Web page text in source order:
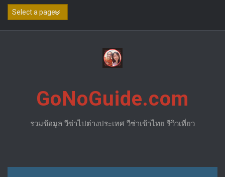
Skip
GoNoGuide.com
รวมข้อมูล วีซ่าไปต่างประเทศ วีซ่าเข้าไทย รีวิวเที่ยว